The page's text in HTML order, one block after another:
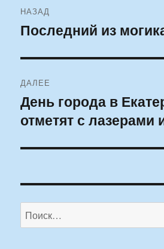
по
НАЗАД
Предыдущая
Последний из
ДАЛЕЕ
Следующая
запись:
День города в
отметят с лазерами
Искать: